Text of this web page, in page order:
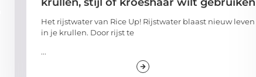
Het rijstwater van Rice Up! Rijstwater blaast nieuw leven
in je krullen. Door rijst te
...